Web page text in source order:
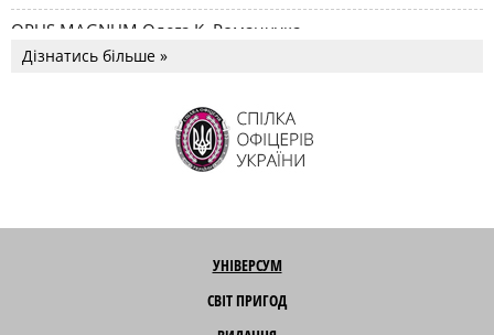
OPUS MAGNUM Олега К. Романчука
Дізнатись більше »
УНІВЕРСУМ
СВІТ ПРИГОД